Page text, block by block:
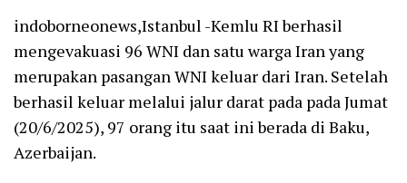
indoborneonews,Istanbul -Kemlu RI berhasil
mengevakuasi 96 WNI dan satu warga Iran yang
merupakan pasangan WNI keluar dari Iran. Setelah
berhasil keluar melalui jalur darat pada pada Jumat
(20/6/2025), 97 orang itu saat ini berada di Baku,
Azerbaijan.